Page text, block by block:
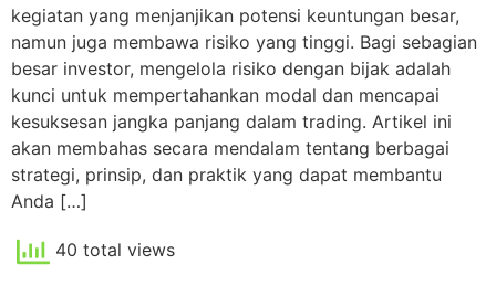
kegiatan yang menjanjikan potensi keuntungan besar,
namun juga membawa risiko yang tinggi. Bagi sebagian
besar investor, mengelola risiko dengan bijak adalah
kunci untuk mempertahankan modal dan mencapai
kesuksesan jangka panjang dalam trading. Artikel ini
akan membahas secara mendalam tentang berbagai
strategi, prinsip, dan praktik yang dapat membantu
Anda […]
40 total views